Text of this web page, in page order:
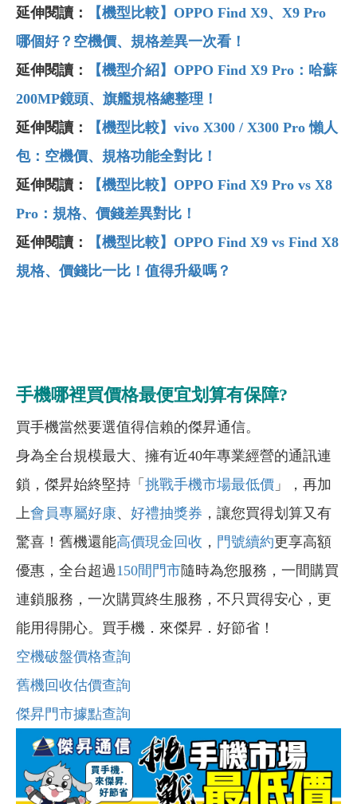
延伸閱讀：
【機型比較】OPPO Find X9、X9 Pro
哪個好？空機價、規格差異一次看！
延伸閱讀：
【機型介紹】OPPO Find X9 Pro：哈蘇
200MP鏡頭、旗艦規格總整理！
延伸閱讀：
【機型比較】vivo X300 / X300 Pro 懶人
包：空機價、規格功能全對比！
延伸閱讀：
【機型比較】OPPO Find X9 Pro vs X8
Pro：規格、價錢差異對比！
延伸閱讀：
【機型比較】OPPO Find X9 vs Find X8
規格、價錢比一比！值得升級嗎？
手機哪裡買價格最便宜划算有保障?
買手機當然要選值得信賴的傑昇通信。
身為全台規模最大、擁有近40年專業經營的通訊連
鎖，傑昇始終堅持「 挑戰手機市場最低價 」，再加
上會員專屬好康、 好禮抽獎券 ，讓您買得划算又有
驚喜！舊機還能高價現金回收 ， 門號續約更享高額
優惠，全台超過150間門市隨時為您服務，一間購買
連鎖服務，一次購買終生服務，不只買得安心，更
能用得開心。買手機．來傑昇．好節省！
空機破盤價格查詢
舊機回收估價查詢
傑昇門市據點查詢